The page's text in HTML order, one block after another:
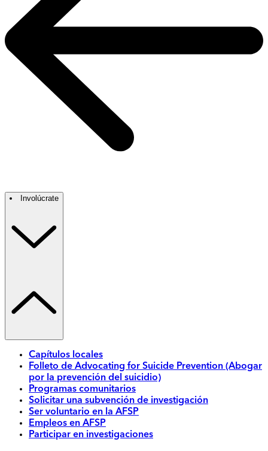
Involúcrate
Capítulos locales
Folleto de Advocating for Suicide Prevention (Abogar
por la prevención del suicidio)
Programas comunitarios
Solicitar una subvención de investigación
Ser voluntario en la AFSP
Empleos en AFSP
Participar en investigaciones